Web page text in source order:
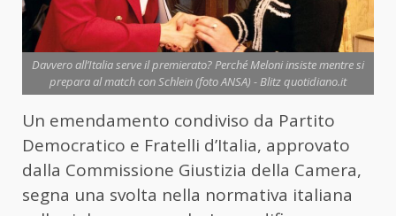
Davvero all’Italia serve il premierato? Perché Meloni insiste mentre si
prepara al match con Schlein (foto ANSA) - Blitz quotidiano.it
Un emendamento condiviso da Partito
Democratico e Fratelli d’Italia, approvato
dalla Commissione Giustizia della Camera,
segna una svolta nella normativa italiana